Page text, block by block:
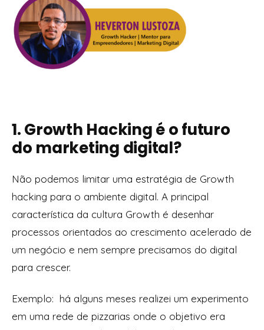
1. Growth Hacking é o futuro
do marketing digital?
Não podemos limitar uma estratégia de Growth
hacking para o ambiente digital. A principal
característica da cultura Growth é desenhar
processos orientados ao crescimento acelerado de
um negócio e nem sempre precisamos do digital
para crescer.
Exemplo: há alguns meses realizei um experimento
em uma rede de pizzarias onde o objetivo era